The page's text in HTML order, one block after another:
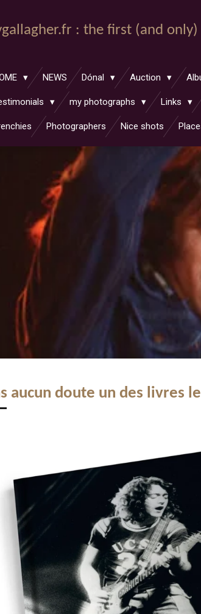
: the first (and
NEWS Dónal Auction
my photographs Links
Photographers Nice shots
aucun doute un des livres